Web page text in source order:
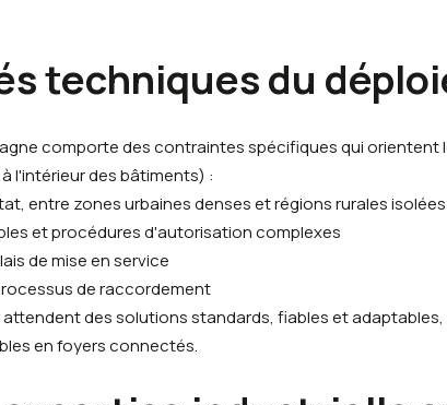
techniques du
comporte des contraintes spécifiques qui
l'intérieur des bâtiments) :
entre zones urbaines denses et régions rurales isolées
et procédures d'autorisation complexes
de mise en service
de raccordement
des solutions standards, fiables et
en foyers connectés.